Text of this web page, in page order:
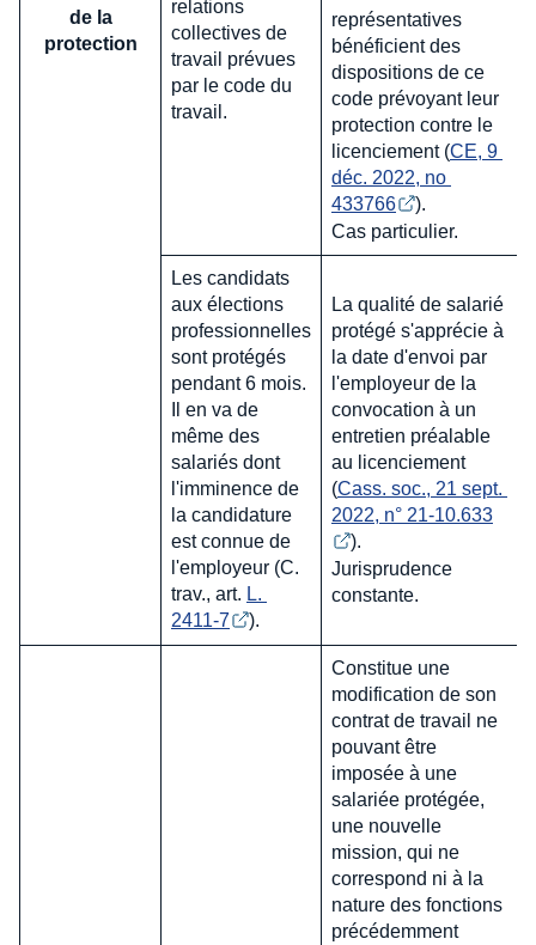
de la
protection
relations
collectives de
travail prévues
par le code du
travail.
représentatives
bénéficient des
dispositions de ce
code prévoyant leur
protection contre le
licenciement (CE, 9
déc. 2022, no
433766
).
Cas particulier.
Les candidats
aux élections
professionnelles
sont protégés
pendant 6 mois.
Il en va de
même des
salariés dont
l'imminence de
la candidature
est connue de
l'employeur (C.
trav., art. L.
2411-7
).
La qualité de salarié
protégé s'apprécie à
la date d'envoi par
l'employeur de la
convocation à un
entretien préalable
au licenciement
(Cass. soc., 21 sept.
2022, n° 21-10.633
).
Jurisprudence
constante.
Constitue une
modification de son
contrat de travail ne
pouvant être
imposée à une
salariée protégée,
une nouvelle
mission, qui ne
correspond ni à la
nature des fonctions
précédemment